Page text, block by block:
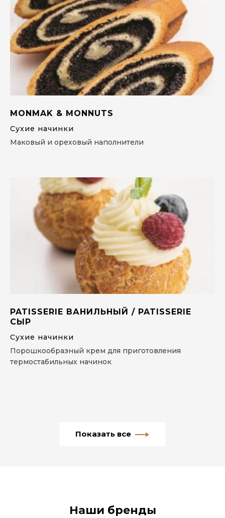
MONMAK & MONNUTS
Сухие начинки
Маковый и ореховый наполнители
PATISSERIE ВАНИЛЬНЫЙ / PATISSERIE
СЫР
Сухие начинки
Порошкообразный крем для приготовления
термостабильных начинок
Показать все
Наши бренды